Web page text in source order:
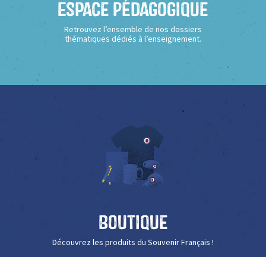
Espace Pédagogique
Retrouvez l’ensemble de nos dossiers
thématiques dédiés à l’enseignement.
Boutique
Découvrez les produits du Souvenir Français !